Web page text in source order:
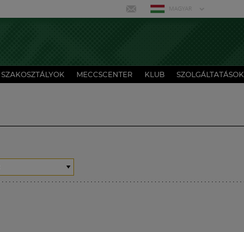
MAGYAR
SZAKOSZTÁLYOK MECCSCENTER KLUB SZOLGÁLTATÁSOK